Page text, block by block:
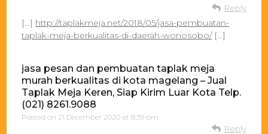
Reply
[…] http://taplakmeja.net/2018/05/jasa-pembuatan-
taplak-meja-berkualitas-di-daerah-wonosobo/[…]
jasa pesan dan pembuatan taplak meja
murah berkualitas di kota magelang – Jual
Taplak Meja Keren, Siap Kirim Luar Kota Telp.
(021) 8261.9088
Posted on 21 December 2020 at 8:39 pm
Reply